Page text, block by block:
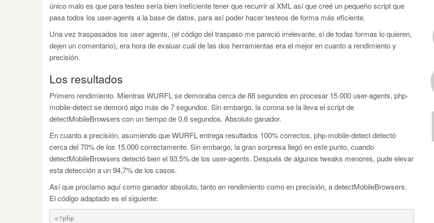
único malo es que para testeo sería bien ineficiente tener que recurrir al XML así que creé un pequeño script que
pasa todos los user-agents a la base de datos, para así poder hacer testeos de forma más eficiente.
Una vez traspasados los user agents, (el código del traspaso me pareció irrelevante, si de todas formas lo quieren,
dejen un comentario), era hora de evaluar cuál de las dos herramientas era el mejor en cuanto a rendimiento y
precisión.
Los resultados
Primero rendimiento. Mientras WURFL se demoraba cerca de 88 segundos en procesar 15.000 user-agents, php-
mobile-detect se demoró algo más de 7 segundos. Sin embargo, la corona se la lleva el script de
detectMobileBrowsers con un tiempo de 0.6 segundos. Absoluto ganador.
En cuanto a precisión, asumiendo que WURFL entrega resultados 100% correctos, php-mobile-detect detectó
cerca del 70% de los 15.000 correctamente. Sin embargo, la gran sorpresa llegó en este punto, cuando
detectMobileBrowsers detectó bien el 93,5% de los user-agents. Después de algunos tweaks menores, pude elevar
esta detección a un 94,7% de los casos.
Así que proclamo aquí como ganador absoluto, tanto en rendimiento como en precisión, a detectMobileBrowsers.
El código adaptado es el siguiente:
<?php